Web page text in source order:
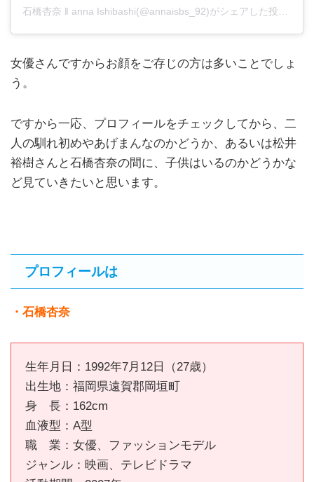
女優さんですからお顔をご存じの方は多いことでしょ
う。
ですから一応、プロフィールをチェックしてから、二
人の馴れ初めやあげまんなのかどうか、あるいは松井
裕樹さんと石橋杏奈の間に、子供はいるのかどうかな
ど見ていきたいと思います。
プロフィールは
・石橋杏奈
生年月日：1992年7月12日（27歳）
出生地：福岡県遠賀郡岡垣町
身 長：162cm
血液型：A型
職 業：女優、ファッションモデル
ジャンル：映画、テレビドラマ